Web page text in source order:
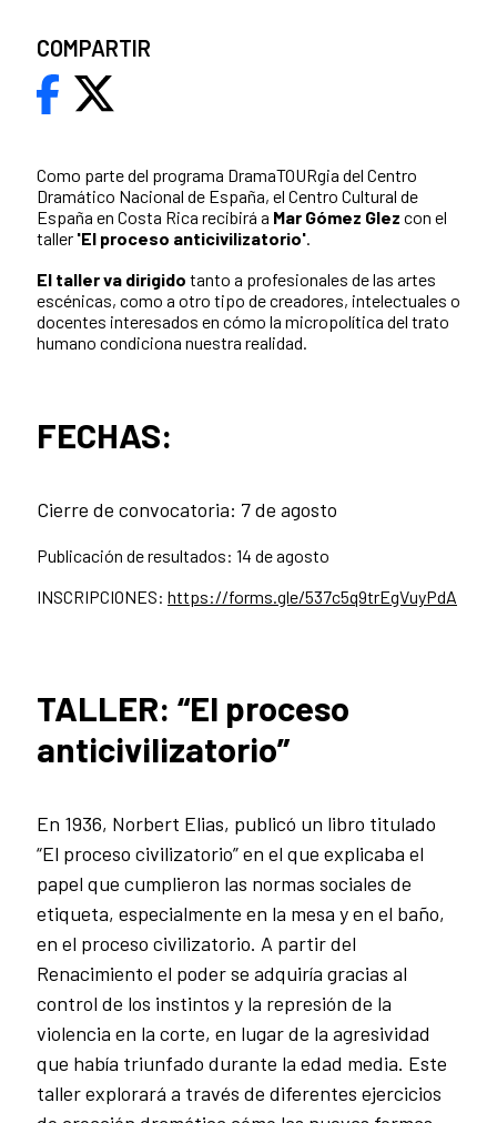
Como parte del programa DramaTOURgia del Centro
Dramático Nacional de España, el Centro Cultural de
España en Costa Rica recibirá a Mar Gómez Glez con el
taller 'El proceso anticivilizatorio'
El taller va dirigido tanto a profesionales de las artes
escénicas, como a otro tipo de creadores, intelectuales o
docentes interesados en cómo la micropolítica del trato
humano condiciona nuestra realidad.
FECHAS:
Cierre de convocatoria: 7 de agosto
Publicación de resultados: 14 de agosto
INSCRIPCIONES: https://forms.gle/537c5q9trEgVuyPdA
TALLER: “El proceso
anticivilizatorio”
En 1936, Norbert Elias, publicó un libro titulado
“El proceso civilizatorio” en el que explicaba el
papel que cumplieron las normas sociales de
etiqueta, especialmente en la mesa y en el baño,
en el proceso civilizatorio. A partir del
Renacimiento el poder se adquiría gracias al
control de los instintos y la represión de la
violencia en la corte, en lugar de la agresividad
que había triunfado durante la edad media. Este
taller explorará a través de diferentes ejercicios
COMPARTIR